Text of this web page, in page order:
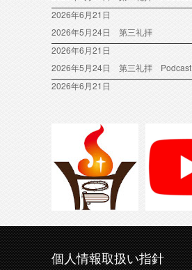
2026年6月21日
2026年5月24日 第三礼拝
2026年6月21日
2026年5月24日 第三礼拝 Podcast
2026年6月21日
個人情報取扱い指針